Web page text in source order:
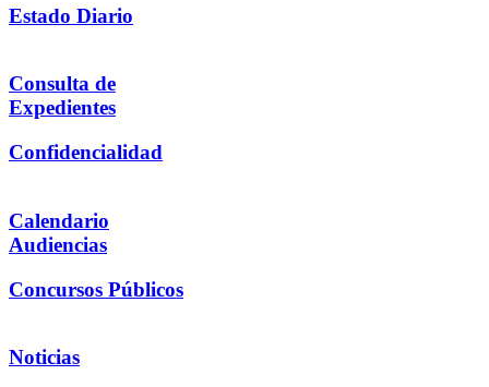
Estado Diario
Consulta de
Expedientes
Confidencialidad
Calendario
Audiencias
Concursos Públicos
Noticias